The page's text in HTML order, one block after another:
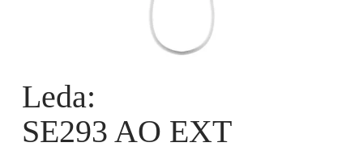
Leda:
SE293 AO EXT